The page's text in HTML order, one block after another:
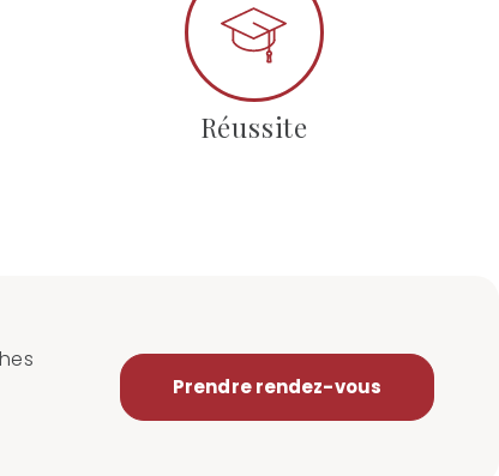
Réussite
Prendre rendez-vous